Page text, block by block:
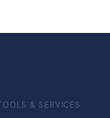
& SERVICES